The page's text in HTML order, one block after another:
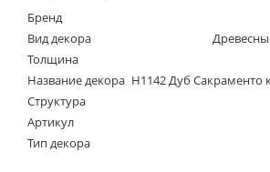
Бренд
Вид декора
Толщина
Название декора H1142 Дуб Сакраменто
Структура
Артикул
Тип декора